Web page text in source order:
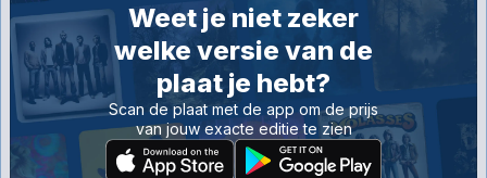
Weet je niet zeker
welke versie van de
plaat je hebt?
Scan de plaat met de app om de prijs
van jouw exacte editie te zien